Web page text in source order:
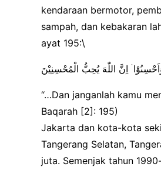
kendaraan bermotor,
sampah, dan kebakaran
ayat 195:\
وَاَحْسِنُوْا ۛ اِنَّ اللّٰهَ يُحِبُّ الْمُحْسِنِيْنَ
“…Dan janganlah kamu
Baqarah [2]: 195)
Jakarta dan kota-kota
Tangerang Selatan,
juta. Semenjak tahun